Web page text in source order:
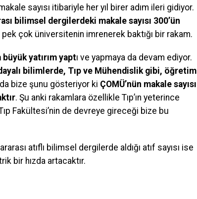
sayısı itibariyle her yıl birer adım ileri gidiyor.
bilimsel dergilerdeki makale sayısı 300’ün
çok üniversitenin imrenerek baktığı bir rakam.
yatırım yaptı ve yapmaya da devam ediyor.
bilimlerde, Tıp ve Mühendislik gibi, öğretim
bize şunu gösteriyor ki ÇOMÜ’nün makale sayısı
. Şu anki rakamlara özellikle Tıp’ın yeterince
Fakültesi’nin de devreye gireceği bize bu
atıflı bilimsel dergilerde aldığı atıf sayısı ise
bir hızda artacaktır.